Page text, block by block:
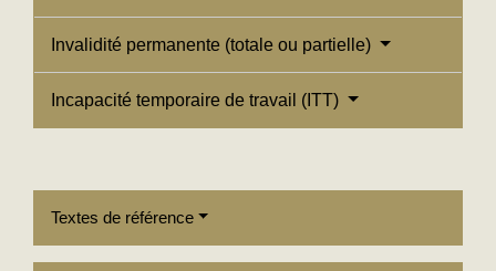
Invalidité permanente (totale ou partielle)
Incapacité temporaire de travail (ITT)
Textes de référence